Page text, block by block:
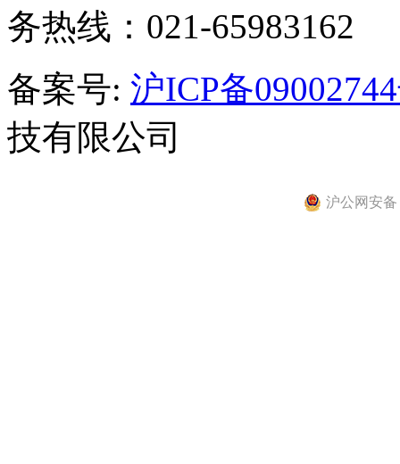
务热线：021-65983162
备案号: 沪ICP备
技有限公司
沪公网安备